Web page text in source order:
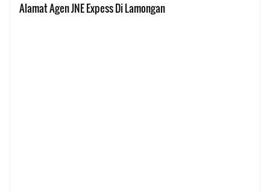
Alamat Agen JNE Expess Di Lamongan